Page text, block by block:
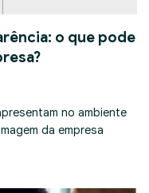
o que pode
no ambiente
da empresa